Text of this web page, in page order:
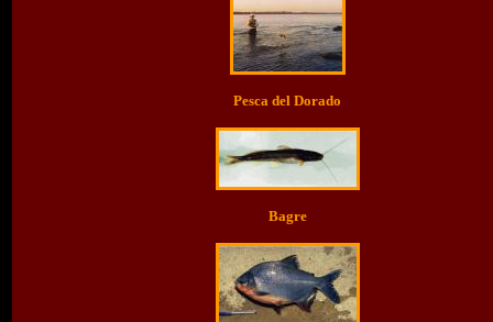
Pesca del Dorado
Bagre